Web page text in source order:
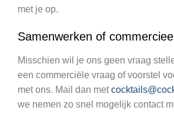
met je op.
Samenwerken of
Misschien wil je ons geen vraag
een commerciële vraag of voorstel
met ons. Mail dan met
we nemen zo snel mogelijk contact